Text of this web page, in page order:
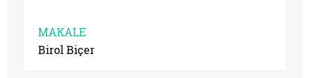
MAKALE
Birol Biçer